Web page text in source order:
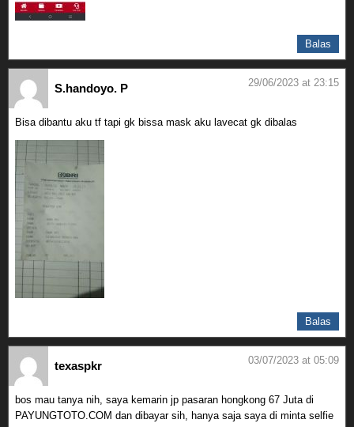
Balas
S.handoyo. P 29/06/2023 at 23:15
Bisa dibantu aku tf tapi gk bissa mask aku lavecat gk dibalas
Balas
texaspkr 03/07/2023 at 05:09
bos mau tanya nih, saya kemarin jp pasaran hongkong 67 Juta di
PAYUNGTOTO.COM dan dibayar sih, hanya saja saya di minta selfie